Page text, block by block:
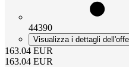
44390
Visualizza i dettagli
163.04 EUR
163.04 EUR